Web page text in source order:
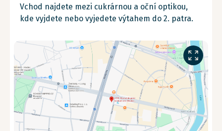
Vchod najdete mezi cukrárnou a oční optikou,
kde vyjdete nebo vyjedete výtahem do 2. patra.